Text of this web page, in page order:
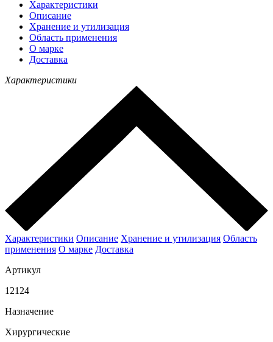
Характеристики
Описание
Хранение и утилизация
Область применения
О марке
Доставка
Характеристики
Характеристики Описание Хранение и утилизация Область
применения О марке Доставка
Артикул
12124
Назначение
Хирургические